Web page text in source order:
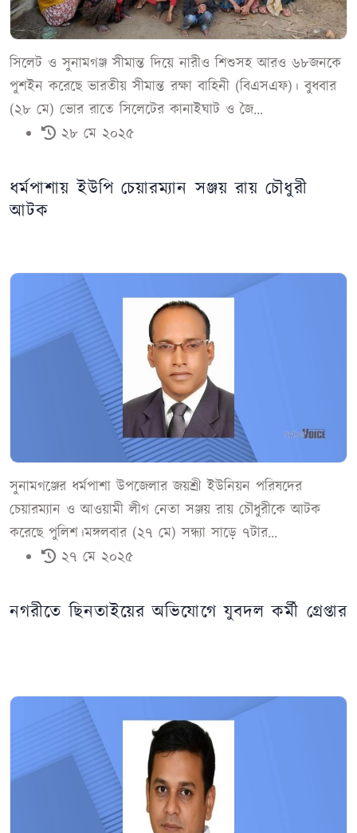
সিলেট ও সুনামগঞ্জ সীমান্ত দিয়ে নারীও শিশুসহ আরও ৬৮জনকে
পুশইন করেছে ভারতীয় সীমান্ত রক্ষা বাহিনী (বিএসএফ)। বুধবার
(২৮ মে) ভোর রাতে সিলেটের কানাইঘাট ও জৈ...
২৮ মে ২০২৫
ধর্মপাশায় ইউপি চেয়ারম্যান সঞ্জয় রায় চৌধুরী
আটক
সুনামগঞ্জের ধর্মপাশা উপজেলার জয়শ্রী ইউনিয়ন পরিষদের
চেয়ারম্যান ও আওয়ামী লীগ নেতা সঞ্জয় রায় চৌধুরীকে আটক
করেছে পুলিশ।মঙ্গলবার (২৭ মে) সন্ধ্যা সাড়ে ৭টার...
২৭ মে ২০২৫
নগরীতে ছিনতাইয়ের অভিযোগে যুবদল কর্মী গ্রেপ্তার